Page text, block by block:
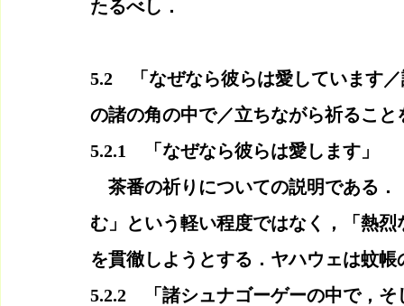
たるべし．
5.2　「なぜなら彼らは愛しています
の諸の角の中で／立ちながら祈るこ
5.2.1　「なぜなら彼らは愛します」
茶番の祈りについての説明である．
む」という軽い程度ではなく，「熱
を貫徹しようとする．ヤハウェは蚊
5.2.2　「諸シュナゴーゲーの中で，